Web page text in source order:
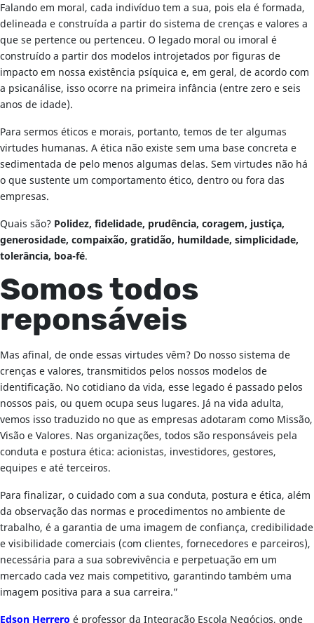
Falando em moral, cada indivíduo tem a sua, pois ela é formada,
delineada e construída a partir do sistema de crenças e valores a
que se pertence ou pertenceu. O legado moral ou imoral é
construído a partir dos modelos introjetados por figuras de
impacto em nossa existência psíquica e, em geral, de acordo com
a psicanálise, isso ocorre na primeira infância (entre zero e seis
anos de idade).
Para sermos éticos e morais, portanto, temos de ter algumas
virtudes humanas. A ética não existe sem uma base concreta e
sedimentada de pelo menos algumas delas. Sem virtudes não há
o que sustente um comportamento ético, dentro ou fora das
empresas.
Quais são? Polidez, fidelidade, prudência, coragem, justiça,
generosidade, compaixão, gratidão, humildade, simplicidade,
tolerância, boa-fé.
Somos todos
reponsáveis
Mas afinal, de onde essas virtudes vêm? Do nosso sistema de
crenças e valores, transmitidos pelos nossos modelos de
identificação. No cotidiano da vida, esse legado é passado pelos
nossos pais, ou quem ocupa seus lugares. Já na vida adulta,
vemos isso traduzido no que as empresas adotaram como Missão,
Visão e Valores. Nas organizações, todos são responsáveis pela
conduta e postura ética: acionistas, investidores, gestores,
equipes e até terceiros.
Para finalizar, o cuidado com a sua conduta, postura e ética, além
da observação das normas e procedimentos no ambiente de
trabalho, é a garantia de uma imagem de confiança, credibilidade
e visibilidade comerciais (com clientes, fornecedores e parceiros),
necessária para a sua sobrevivência e perpetuação em um
mercado cada vez mais competitivo, garantindo também uma
imagem positiva para a sua carreira.”
Edson Herrero é professor da Integração Escola Negócios, onde